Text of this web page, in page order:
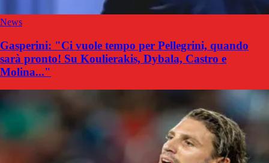
News
Gasperini: "Ci vuole tempo per Pellegrini, quando
sarà pronto! Su Koulierakis, Dybala, Castro e
Molina..."